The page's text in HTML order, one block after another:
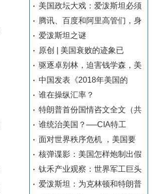
美国政坛大戏：爱泼斯坦必须
腾讯、百度和阿里高管们，身
爱泼斯坦之谜
原创 | 美国衰败的迹象已
驱逐卓别林，迫害钱学森，美
中国发表《2018年美国的
谁在操纵汇率？
特朗普首份国情咨文全文（共
谁统治美国？──CIA特工
面对世界秩序危机 ，美国要
核弹谍影：美国怎样炮制出假
钛禾产业观察：世界军工巨头
爱泼斯坦：为克林顿和特朗普